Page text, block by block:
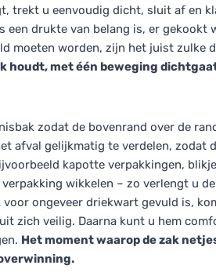
trekt u eenvoudig dicht, sluit af en
een drukte van belang is, er
moeten worden, zijn het juist zulke
houdt, met één beweging
zodat de bovenrand over de
afval gelijkmatig te verdelen, zodat
kapotte verpakkingen,
wikkelen – zo verlengt u
voor ongeveer driekwart gevuld is,
zich veilig. Daarna kunt u hem
Het moment waarop de zak